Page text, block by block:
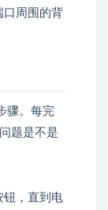
周围的背
骤。每完
题是不是
钮，直到电